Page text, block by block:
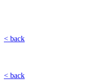
< back
< back